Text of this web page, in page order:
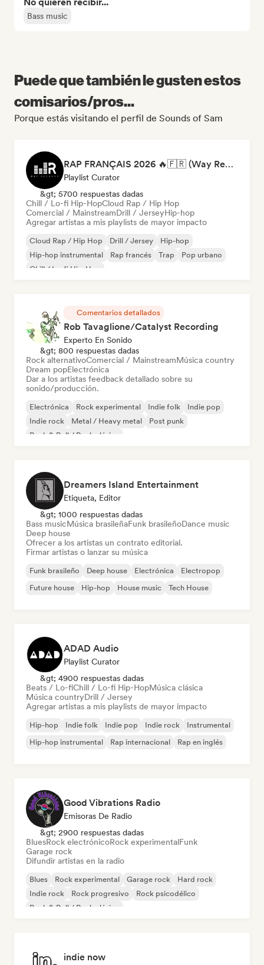
Bass music
Puede que también le gusten estos
comisarios/pros...
Porque estás visitando el perfil de Sounds of Sam
RAP FRANÇAIS 2026 🔥🇫🇷 (Way Records)
Playlist Curator
&gt; 5700 respuestas dadas
Chill / Lo-fi Hip-HopCloud Rap / Hip Hop
Comercial / MainstreamDrill / JerseyHip-hop
Agregar artistas a mis playlists de mayor impacto
Cloud Rap / Hip Hop Drill / Jersey
Hip-hop
Hip-hop instrumental
Rap francés Trap
Pop urbano
Chill / Lo-fi Hip-Hop
Comentarios detallados
Rob Tavaglione/Catalyst Recording
Experto En Sonido
&gt; 800 respuestas dadas
Rock alternativoComercial / MainstreamMúsica country
Dream popElectrónica
Dar a los artistas feedback detallado sobre su
sonido/producción.
Electrónica Rock experimental Indie folk
Indie pop
Indie rock
Metal / Heavy metal
Post punk
Rock & Roll / Rock clásico
Dreamers Island Entertainment
Etiqueta, Editor
&gt; 1000 respuestas dadas
Bass musicMúsica brasileñaFunk brasileñoDance music
Deep house
Ofrecer a los artistas un contrato editorial.
Firmar artistas o lanzar su música
Funk brasileño Deep house Electrónica
Electropop
Future house
Hip-hop House music Tech House
ADAD Audio
Playlist Curator
&gt; 4900 respuestas dadas
Beats / Lo-fiChill / Lo-fi Hip-HopMúsica clásica
Música countryDrill / Jersey
Agregar artistas a mis playlists de mayor impacto
Hip-hop Indie folk Indie pop Indie rock
Instrumental
Hip-hop instrumental
Rap internacional Rap en inglés
Good Vibrations Radio
Emisoras De Radio
&gt; 2900 respuestas dadas
BluesRock electrónicoRock experimentalFunk
Garage rock
Difundir artistas en la radio
Blues Rock experimental Garage rock
Hard rock
Indie rock
Rock progresivo
Rock psicodélico
Rock & Roll / Rock clásico
indie now